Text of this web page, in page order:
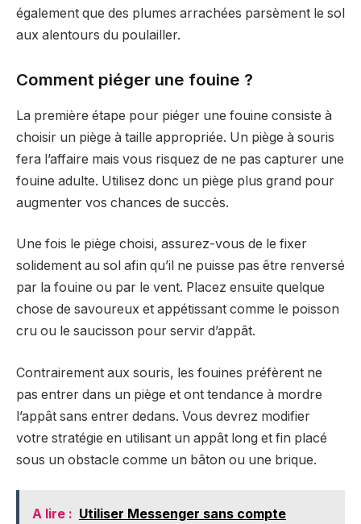
également que des plumes arrachées parsèment le sol
aux alentours du poulailler.
Comment piéger une fouine ?
La première étape pour piéger une fouine consiste à
choisir un piège à taille appropriée. Un piège à souris
fera l’affaire mais vous risquez de ne pas capturer une
fouine adulte. Utilisez donc un piège plus grand pour
augmenter vos chances de succès.
Une fois le piège choisi, assurez-vous de le fixer
solidement au sol afin qu’il ne puisse pas être renversé
par la fouine ou par le vent. Placez ensuite quelque
chose de savoureux et appétissant comme le poisson
cru ou le saucisson pour servir d’appât.
Contrairement aux souris, les fouines préfèrent ne
pas entrer dans un piège et ont tendance à mordre
l’appât sans entrer dedans. Vous devrez modifier
votre stratégie en utilisant un appât long et fin placé
sous un obstacle comme un bâton ou une brique.
A lire : Utiliser Messenger sans compte